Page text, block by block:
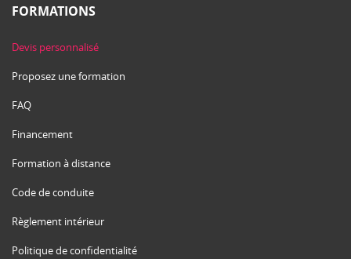
FORMATIONS
Devis personnalisé
Proposez une formation
FAQ
Financement
Formation à distance
Code de conduite
Règlement intérieur
Politique de confidentialité